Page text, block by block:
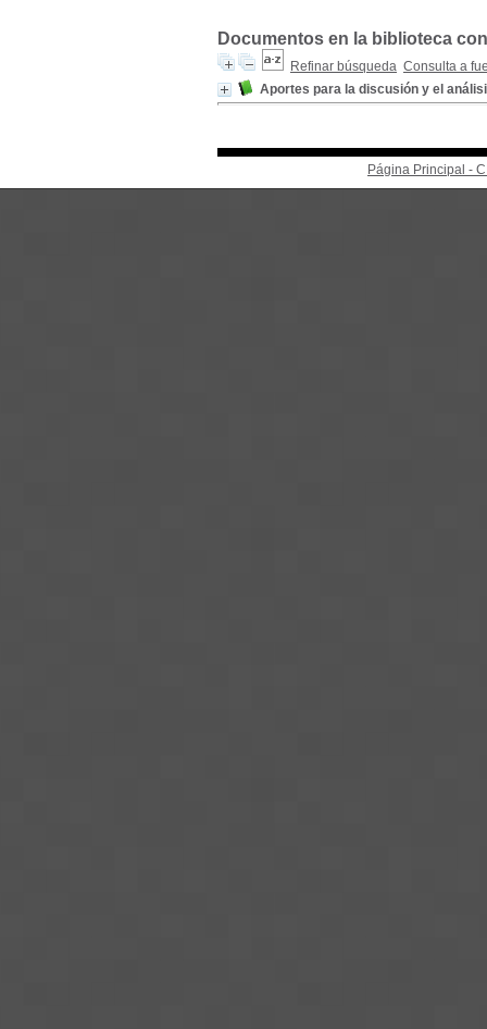
Documentos en la biblioteca
Refinar búsqueda Consulta a
Aportes para la discusión y el
Página Principal -